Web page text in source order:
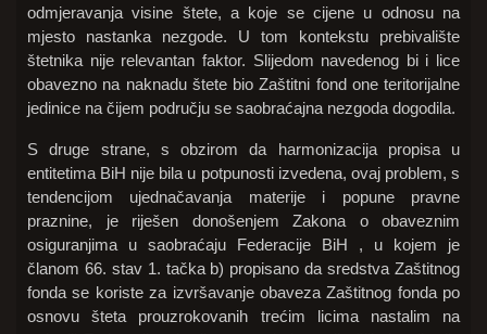
odmjeravanja visine štete, a koje se cijene u odnosu na
mjesto nastanka nezgode. U tom kontekstu prebivalište
štetnika nije relevantan faktor. Slijedom navedenog bi i lice
obavezno na naknadu štete bio Zaštitni fond one teritorijalne
jedinice na čijem području se saobraćajna nezgoda dogodila.
S druge strane, s obzirom da harmonizacija propisa u
entitetima BiH nije bila u potpunosti izvedena, ovaj problem, s
tendencijom ujednačavanja materije i popune pravne
praznine, je riješen donošenjem Zakona o obaveznim
osiguranjima u saobraćaju Federacije BiH , u kojem je
članom 66. stav 1. tačka b) propisano da sredstva Zaštitnog
fonda se koriste za izvršavanje obaveza Zaštitnog fonda po
osnovu šteta prouzrokovanih trećim licima nastalim na